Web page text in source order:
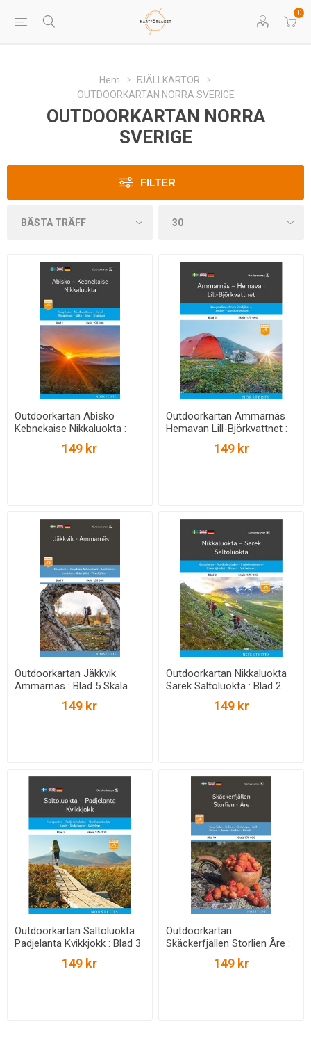
0
Hem
FJÄLLKARTOR
OUTDOORKARTAN NORRA SVERIGE
OUTDOORKARTAN NORRA
SVERIGE
FILTER
Outdoorkartan Abisko
Kebnekaise Nikkaluokta :
Blad 1 Skala 1:75 000
149 kr
Outdoorkartan Ammarnäs
Hemavan Lill-Björkvattnet :
Blad 6 Skala 1:75 000
149 kr
Outdoorkartan Jäkkvik
Ammarnäs : Blad 5 Skala
149 kr
Outdoorkartan Nikkaluokta
Sarek Saltoluokta : Blad 2
Skala 1:75 000149 kr
Outdoorkartan Saltoluokta
Padjelanta Kvikkjokk : Blad 3
Skala 1: 75 000149 kr
Outdoorkartan
Skäckerfjällen Storlien Åre :
Blad 10 Skala 1:75 000
149 kr